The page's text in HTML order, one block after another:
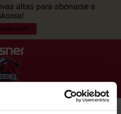
altas para abonarse a
aquí!